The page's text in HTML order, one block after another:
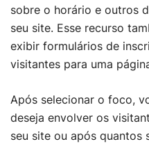
sobre o horário e outros
seu site. Esse recurso
exibir formulários de
visitantes para uma
Após selecionar o foco,
deseja envolver os
seu site ou após quantos